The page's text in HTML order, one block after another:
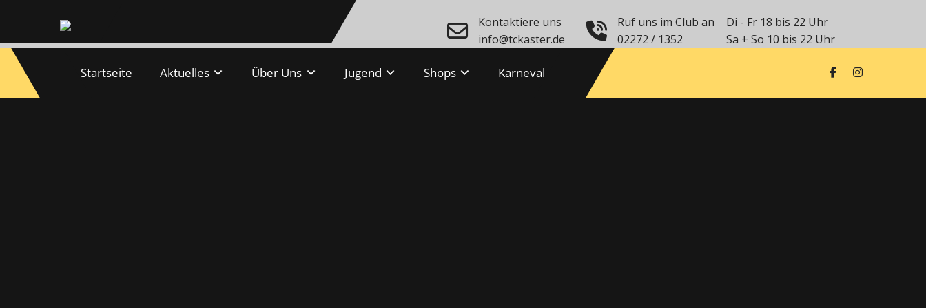
Kontaktiere uns
info@tckaster.de
Ruf uns im Club an
02272 / 1352
Di - Fr 18 bis 22 Uhr
Sa + So 10 bis 22 Uhr
Startseite Aktuelles Über Uns Jugend Shops Karneval